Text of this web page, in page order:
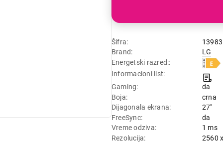
Šifra
Brand
LG
Energetski razred:
Informacioni list
Gaming
da
Boja
crna
Dijagonala ekrana
27"
FreeSync
da
Vreme odziva
1 ms
Rezolucija
2560